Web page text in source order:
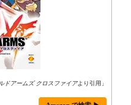
ドアームズ クロスファイアより引用」